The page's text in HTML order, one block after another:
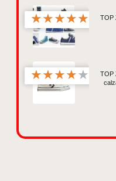
★★★★★
TOP
★★★★★
TOP